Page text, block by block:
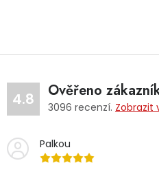
4.8 Ověřeno
3096 recenzí. Zobrazit
Palkou